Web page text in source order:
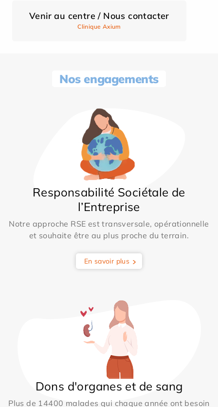
Venir au centre / Nous contacter
Clinique Axium
Nos engagements
Responsabilité Sociétale de
l’Entreprise
Notre approche RSE est transversale, opérationnelle
et souhaite être au plus proche du terrain.
En savoir plus
Dons d'organes et de sang
Plus de 14400 malades qui chaque année ont besoin